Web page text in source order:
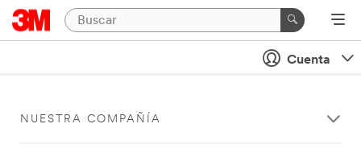
Cuenta
NUESTRA COMPAÑÍA